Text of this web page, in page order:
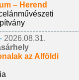
– Herend
2026.08.31.
az Alföldi